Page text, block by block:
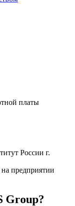
платы
России г.
предприятии
Group?